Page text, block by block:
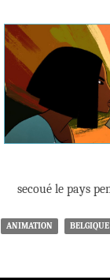
secoué le pays
ANIMATION BELGIQUE